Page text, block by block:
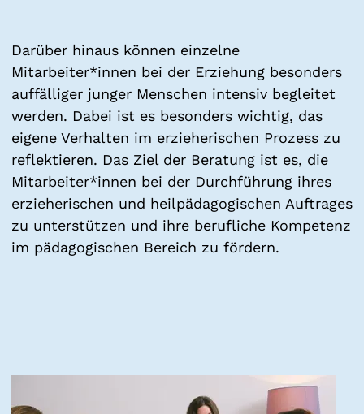
Darüber hinaus können einzelne
Mitarbeiter*innen bei der Erziehung besonders
auffälliger junger Menschen intensiv begleitet
werden. Dabei ist es besonders wichtig, das
eigene Verhalten im erzieherischen Prozess zu
reflektieren. Das Ziel der Beratung ist es, die
Mitarbeiter*innen bei der Durchführung ihres
erzieherischen und heilpädagogischen Auftrages
zu unterstützen und ihre berufliche Kompetenz
im pädagogischen Bereich zu fördern.